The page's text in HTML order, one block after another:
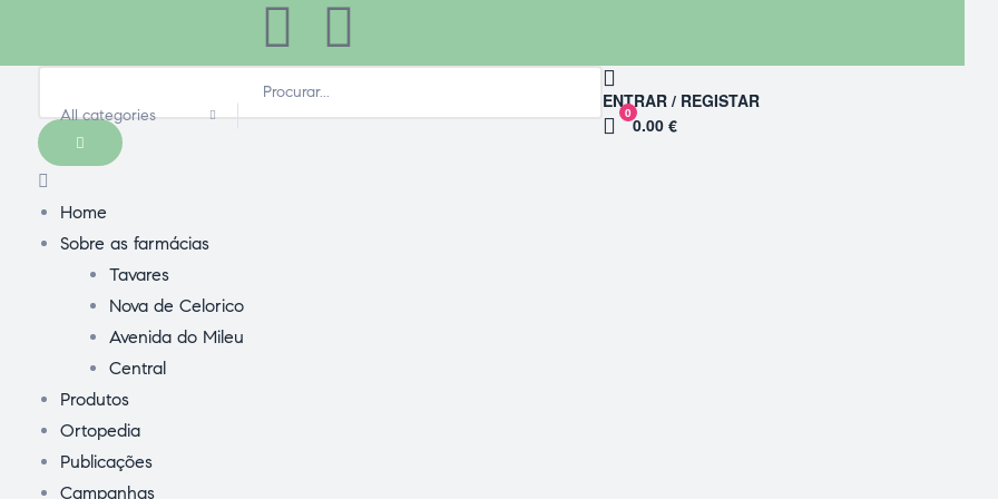
All categories
ENTRAR / REGISTAR
0
0.00 €
Home
Sobre as farmácias
Tavares
Nova de Celorico
Avenida do Mileu
Central
Produtos
Ortopedia
Publicações
Campanhas